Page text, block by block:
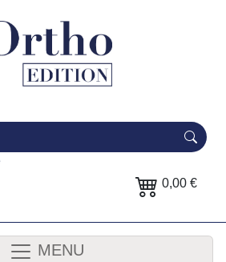
0,00 €
MENU